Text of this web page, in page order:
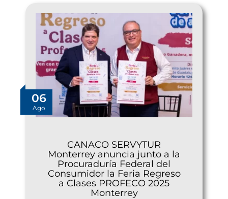
06
Ago
CANACO SERVYTUR
Monterrey anuncia junto a la
Procuraduría Federal del
Consumidor la Feria Regreso
a Clases PROFECO 2025
Monterrey